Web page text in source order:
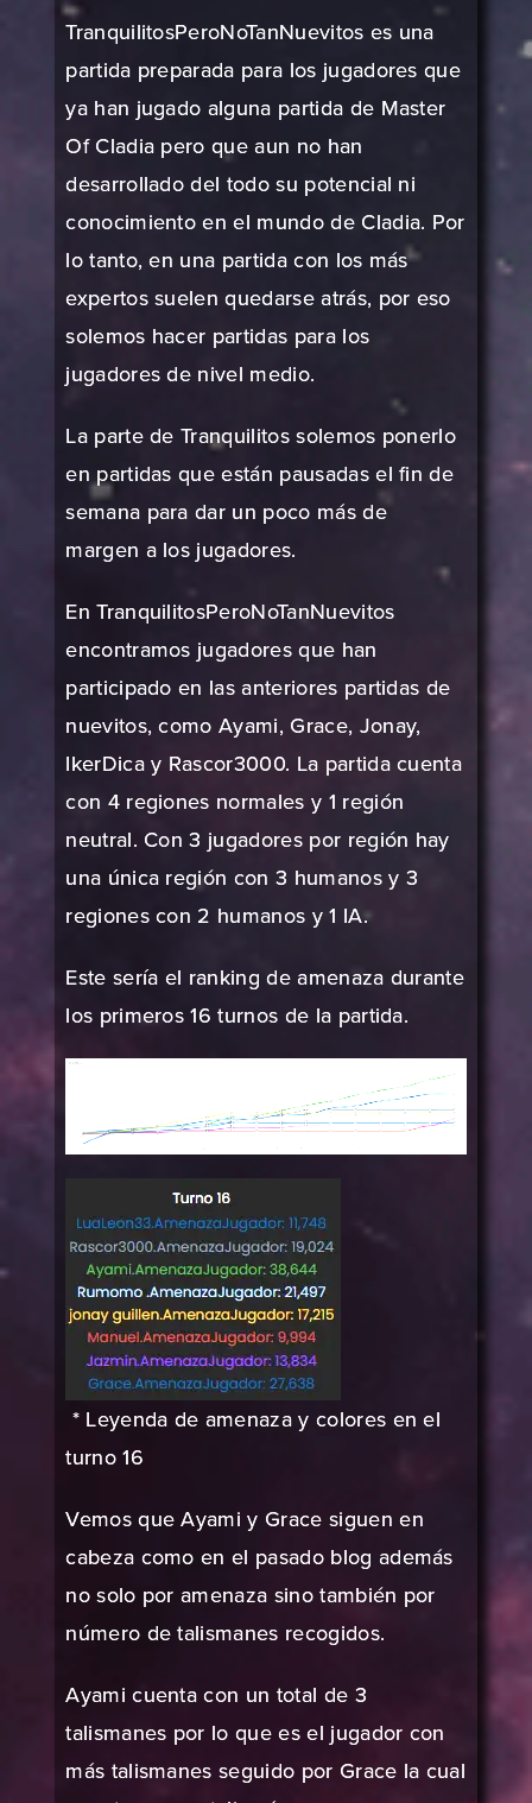
TranquilitosPeroNoTanNuevitos es una
partida preparada para los jugadores que
ya han jugado alguna partida de Master
Of Cladia pero que aun no han
desarrollado del todo su potencial ni
conocimiento en el mundo de Cladia. Por
lo tanto, en una partida con los más
expertos suelen quedarse atrás, por eso
solemos hacer partidas para los
jugadores de nivel medio.
La parte de Tranquilitos solemos ponerlo
en partidas que están pausadas el fin de
semana para dar un poco más de
margen a los jugadores.
En TranquilitosPeroNoTanNuevitos
encontramos jugadores que han
participado en las anteriores partidas de
nuevitos, como Ayami, Grace, Jonay,
IkerDica y Rascor3000. La partida cuenta
con 4 regiones normales y 1 región
neutral. Con 3 jugadores por región hay
una única región con 3 humanos y 3
regiones con 2 humanos y 1 IA.
Este sería el ranking de amenaza durante
los primeros 16 turnos de la partida.
* Leyenda de amenaza y colores en el
turno 16
Vemos que Ayami y Grace siguen en
cabeza como en el pasado blog además
no solo por amenaza sino también por
número de talismanes recogidos.
Ayami cuenta con un total de 3
talismanes por lo que es el jugador con
más talismanes seguido por Grace la cual